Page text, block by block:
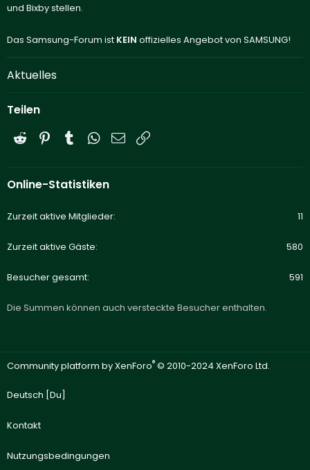
und Bixby stellen.
Das Samsung-Forum ist KEIN offizielles Angebot von SAMSUNG!
Aktuelles
Teilen
Reddit PinterestTumblrWhatsApp
E-Mail
Online-Statistiken
Zurzeit aktive Mitglieder 11
Zurzeit aktive Gäste 580
Besucher gesamt 591
Die Summen können auch versteckte Besucher enthalten.
Community platform by XenForo® © 2010-2024 XenForo Ltd.
Deutsch [Du]
Kontakt
Nutzungsbedingungen